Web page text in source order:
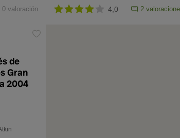
0 valoración 4,0 2
de
Gran
2004